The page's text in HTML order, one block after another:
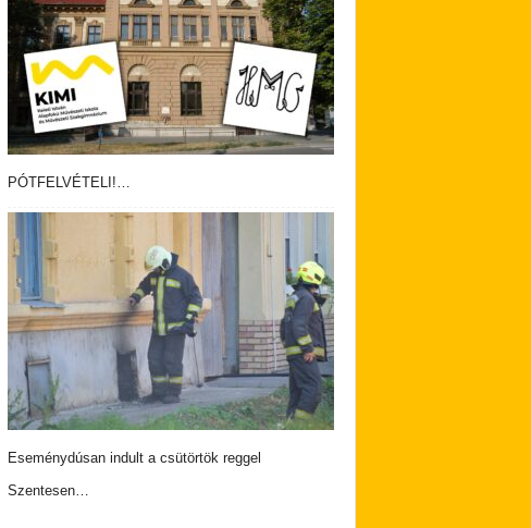
PÓTFELVÉTELI!…
Eseménydúsan indult a csütörtök reggel
Szentesen…